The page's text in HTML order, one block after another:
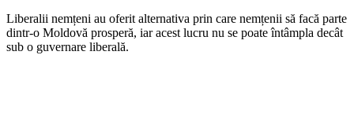
Liberalii nemțeni au oferit alternativa prin care nemțenii să facă parte
dintr-o Moldovă prosperă, iar acest lucru nu se poate întâmpla decât
sub o guvernare liberală.